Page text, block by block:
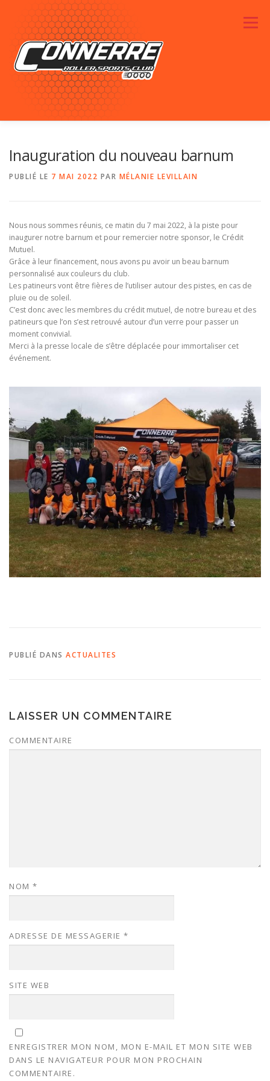
Aller au contenu
Menu
Inauguration du nouveau barnum
PUBLIÉ LE 7 MAI 2022 PAR MÉLANIE LEVILLAIN
Nous nous sommes réunis, ce matin du 7 mai 2022, à la piste pour
inaugurer notre barnum et pour remercier notre sponsor, le Crédit
Mutuel.
Grâce à leur financement, nous avons pu avoir un beau barnum
personnalisé aux couleurs du club.
Les patineurs vont être fières de l’utiliser autour des pistes, en cas de
pluie ou de soleil.
C’est donc avec les membres du crédit mutuel, de notre bureau et des
patineurs que l’on s’est retrouvé autour d’un verre pour passer un
moment convivial.
Merci à la presse locale de s’être déplacée pour immortaliser cet
événement.
PUBLIÉ DANS ACTUALITES
LAISSER UN COMMENTAIRE
COMMENTAIRE
NOM *
ADRESSE DE MESSAGERIE *
SITE WEB
ENREGISTRER MON NOM, MON E-MAIL ET MON SITE WEB
DANS LE NAVIGATEUR POUR MON PROCHAIN
COMMENTAIRE.